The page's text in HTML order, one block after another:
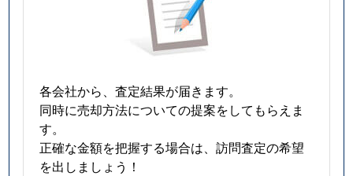
各会社から、査定結果が届きます。
同時に売却方法についての提案をしてもらえま
す。
正確な金額を把握する場合は、訪問査定の希望
を出しましょう！